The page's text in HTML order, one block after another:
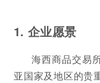
1. 企业愿景
海西商品交易
亚国家及地区的贵